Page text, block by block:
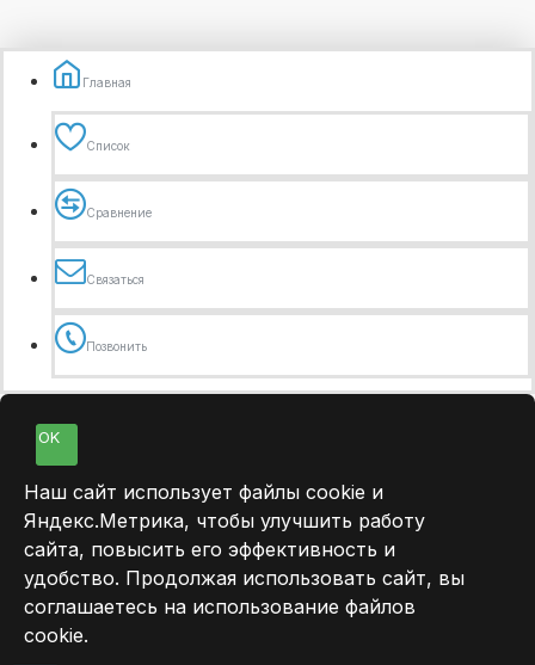
Главная
Список
Сравнение
Связаться
Позвонить
OK
Наш сайт использует файлы cookie и
Яндекс.Метрика, чтобы улучшить работу
сайта, повысить его эффективность и
удобство. Продолжая использовать сайт, вы
соглашаетесь на использование файлов
cookie.